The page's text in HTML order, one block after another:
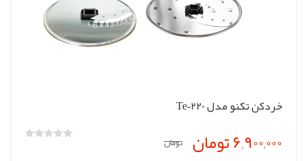
خردکن تکنو مدل Te‑220
6,900,000 تومان تومان